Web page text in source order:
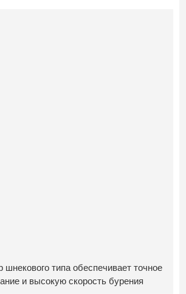
типа обеспечивает точное
и высокую скорость бурения